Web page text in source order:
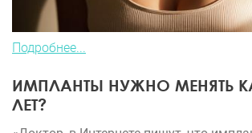
Подробнее...
ИМПЛАНТЫ НУЖНО МЕНЯТЬ
ЛЕТ?